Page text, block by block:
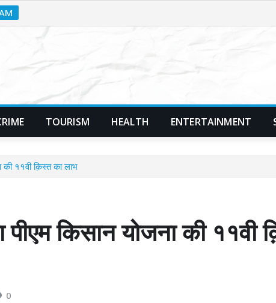
TOURISM HEALTH ENTERTAINMENT
की ११वी क़िस्त का लाभ
पीएम किसान योजना की ११वी
0